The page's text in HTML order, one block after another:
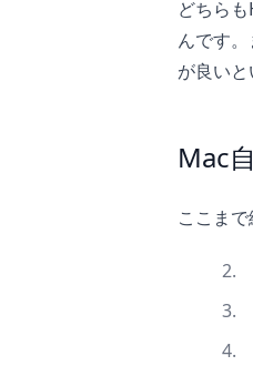
どちら
んです
が良いと
Mac
ここま